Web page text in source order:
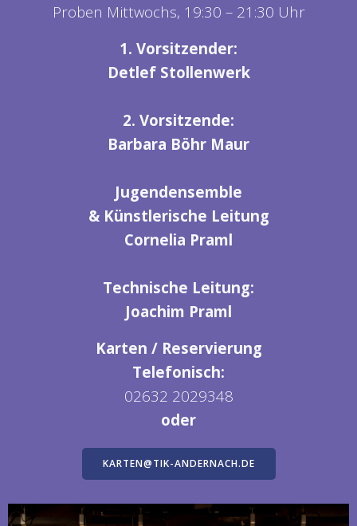
Proben Mittwochs, 19:30 – 21:30 Uhr
1. Vorsitzender:
Detlef Stollenwerk
2. Vorsitzende:
Barbara Böhr Maur
Jugendensemble
& Künstlerische Leitung
Cornelia Praml
Technische Leitung:
Joachim Praml
Karten / Reservierung
Telefonisch:
02632 2029348
oder
KARTEN@TIK-ANDERNACH.DE